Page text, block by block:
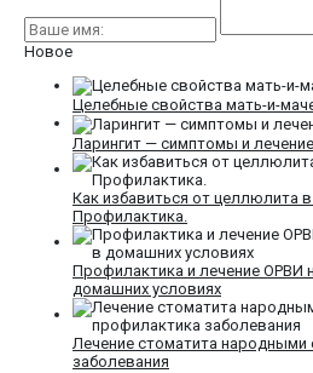
Новое
Целебные свойства мать-и-
Ларингит — симптомы и
Как избавиться от целлюлита
Профилактика.
Профилактика и лечение ОРВИ
домашних условиях
Лечение стоматита
заболевания